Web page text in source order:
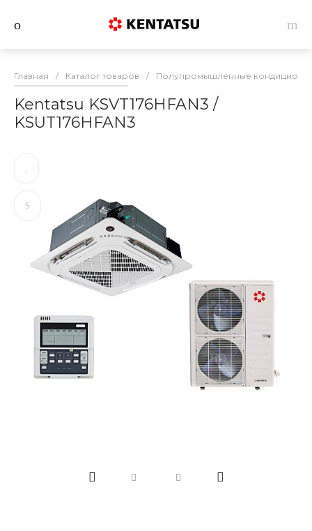
Главная / Каталог товаров / Полупромышленные
Kentatsu KSVT176HFAN3 /
KSUT176HFAN3